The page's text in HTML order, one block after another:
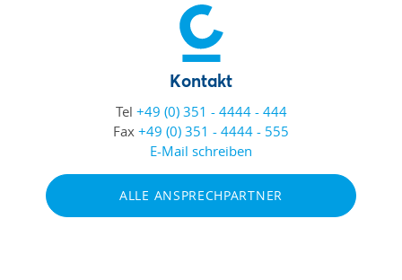
Kontakt
Tel +49 (0) 351 - 4444 - 444
Fax +49 (0) 351 - 4444 - 555
E-Mail schreiben
ALLE ANSPRECHPARTNER